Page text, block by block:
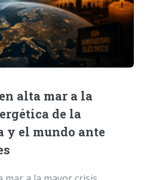
alta mar a la
de la
y el mundo ante